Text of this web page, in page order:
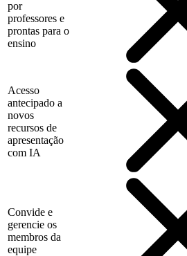
por
professores e
prontas para o
ensino
Acesso
antecipado a
novos
recursos de
apresentação
com IA
Convide e
gerencie os
membros da
equipe